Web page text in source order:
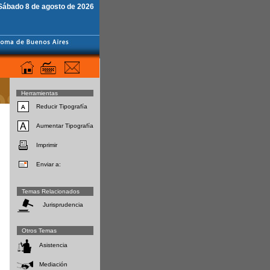
8 de agosto de 2026
Herramientas
Reducir Tipografía
Aumentar Tipografía
Imprimir
Enviar a:
Temas Relacionados
Jurisprudencia
Otros Temas
Asistencia
Mediación